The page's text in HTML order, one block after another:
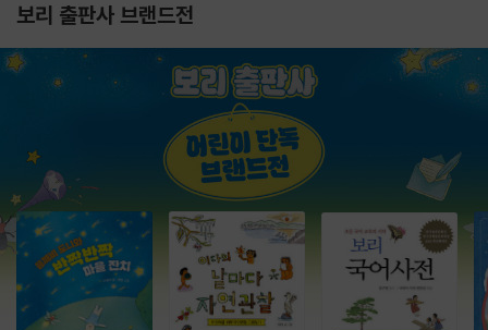
보리 출판사 브랜드전